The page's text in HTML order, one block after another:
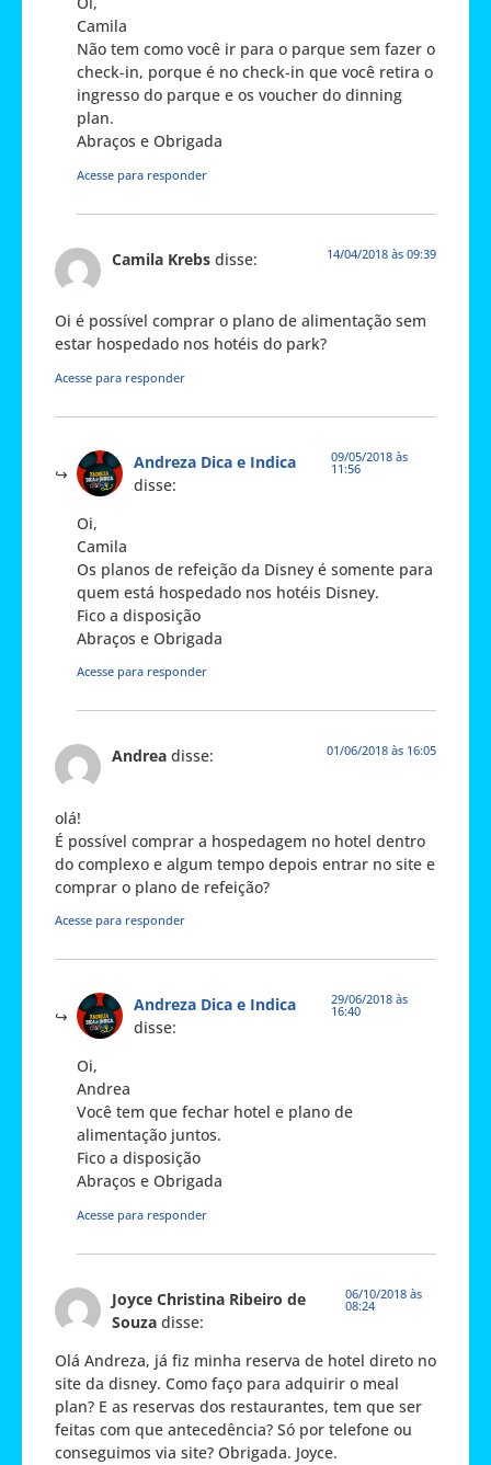
Camila
Não tem como você ir para o parque sem fazer o
check-in, porque é no check-in que você retira o
ingresso do parque e os voucher do dinning
plan.
Abraços e Obrigada
Acesse para responder
Camila Krebs disse: 14/04/2018 às 09:39
Oi é possível comprar o plano de alimentação sem
estar hospedado nos hotéis do park?
Acesse para responder
Andreza Dica e Indica
disse:
09/05/2018 às
11:56
Oi,
Camila
Os planos de refeição da Disney é somente para
quem está hospedado nos hotéis Disney.
Fico a disposição
Abraços e Obrigada
Acesse para responder
Andrea disse: 01/06/2018 às 16:05
olá!
É possível comprar a hospedagem no hotel dentro
do complexo e algum tempo depois entrar no site e
comprar o plano de refeição?
Acesse para responder
Andreza Dica e Indica
disse:
29/06/2018 às
16:40
Oi,
Andrea
Você tem que fechar hotel e plano de
alimentação juntos.
Fico a disposição
Abraços e Obrigada
Acesse para responder
Joyce Christina Ribeiro de
Souza disse:
06/10/2018 às
08:24
Olá Andreza, já fiz minha reserva de hotel direto no
site da disney. Como faço para adquirir o meal
plan? E as reservas dos restaurantes, tem que ser
feitas com que antecedência? Só por telefone ou
conseguimos via site? Obrigada. Joyce.